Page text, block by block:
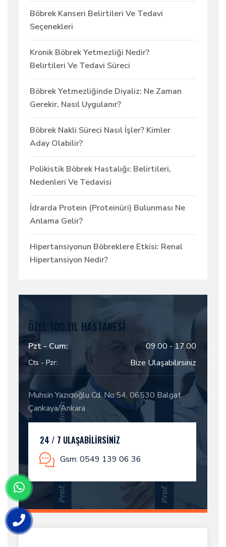
Böbrek Kanseri Belirtileri Ve Tedavi
Seçenekleri
Kronik Böbrek Yetmezliği Nedir?
Belirtileri Ve Tedavi Süreci
Böbrek Yetmezliğinde Diyaliz: Ne Zaman
Gerekir, Nasıl Uygulanır?
Böbrek Nakli Süreci Nasıl İşler? Kimler
Aday Olabilir?
Polikistik Böbrek Hastalığı: Belirtileri,
Nedenleri Ve Tedavisi
İdrarda Protein (Proteinüri) Bulunması Ne
Anlama Gelir?
Hipertansiyonun Böbreklere Etkisi: Renal
Hipertansiyon Nedir?
ÖZEL 100.YIL HASTANESI
Pzt - Cum: 09.00 - 17.00
Cts - Pzr: Bize Ulaşabilirsiniz
Muhsin Yazıcıoğlu Cd. No:54, 06530 Balgat
Çankaya/Ankara
24 / 7 ULAŞABILIRSINIZ
Gsm: 0549 139 06 36